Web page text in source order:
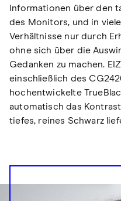
Informationen über den
des Monitors, und in
Verhältnisse nur durch
ohne sich über die
Gedanken zu machen.
einschließlich des
hochentwickelte
automatisch das
tiefes, reines Schwarz